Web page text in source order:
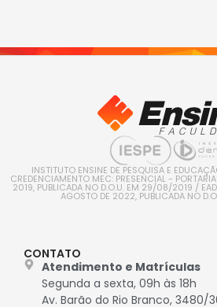
INSTITUTO ENSINE DE PESQUISA E
CREDENCIAMENTO MEC: PRESENCIAL -
2019, PUBLICADA NO D.O.U. EM 29/08/2019 /
AGOSTO DE 2022, PUBLICADA NO
CONTATO
Atendimento e Matrículas
Segunda a sexta, 09h às 18h
Av. Barão do Rio Branco, 3480/